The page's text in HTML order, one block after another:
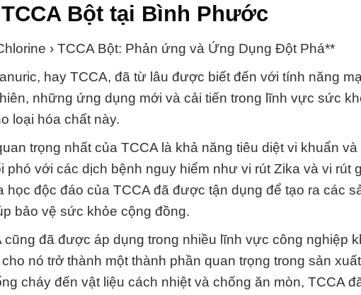
Bột tại Bình Phước
› TCCA Bột: Phản ứng và Ứng Dụng Đột Phá**
hay TCCA, đã từ lâu được biết đến với tính năng
những ứng dụng mới và cải tiến trong lĩnh vực sức
loại hóa chất này.
trọng nhất của TCCA là khả năng tiêu diệt vi khuẩn
phó với các dịch bệnh nguy hiểm như vi rút Zika và vi rút
học độc đáo của TCCA đã được tận dụng để tạo ra các
bảo vệ sức khỏe cộng đồng.
cũng đã được áp dụng trong nhiều lĩnh vực công nghiệp
nó trở thành một thành phần quan trọng trong sản
cháy đến vật liệu cách nhiệt và chống ăn mòn, TCCA